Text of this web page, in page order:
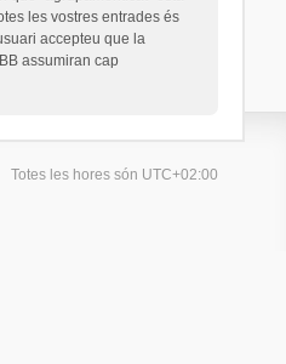
les vostres entrades és
accepteu que la
assumiran cap
Totes les hores són UTC+02:00